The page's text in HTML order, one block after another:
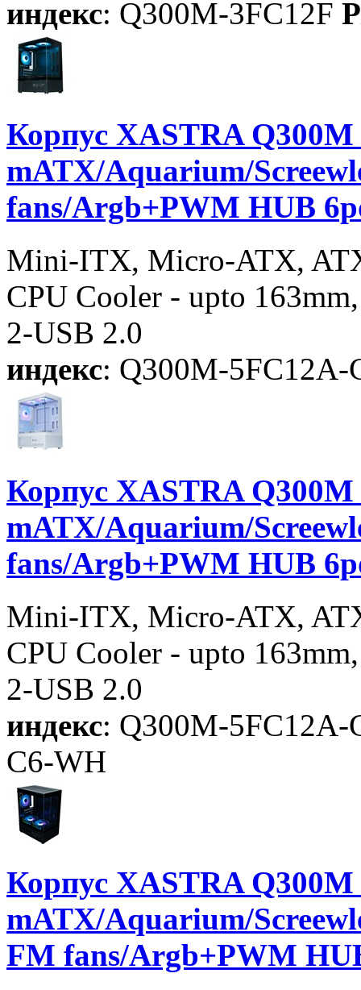
индекс: Q300M-3FC12F
Корпус XASTRA
mATX/Aquarium/
fans/Argb+PWM HUB
Mini-ITX, Micro-ATX,
CPU Cooler - upto
2-USB 2.0
индекс: Q300M-5FC12A-
Корпус XASTRA
mATX/Aquarium/
fans/Argb+PWM HUB
Mini-ITX, Micro-ATX,
CPU Cooler - upto
2-USB 2.0
индекс: Q300M-5FC12A-
C6-WH
Корпус XASTRA
mATX/Aquarium/
FM fans/Argb+PWM